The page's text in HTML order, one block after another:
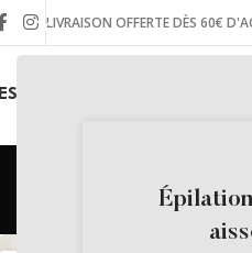
LIVRAISON OFFERTE DÈS 60€
INSTITUTS